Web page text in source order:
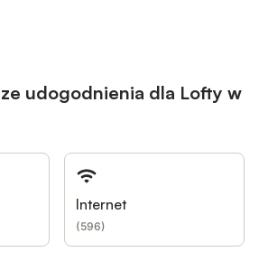
udogodnienia dla Lofty w
Internet
(596)